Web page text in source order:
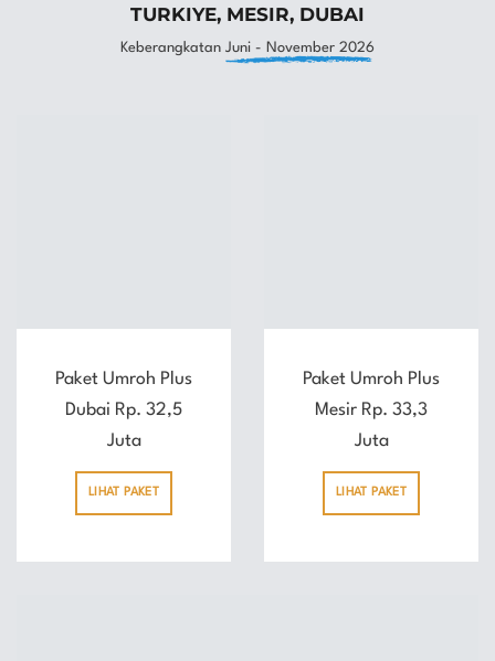
TURKIYE, MESIR, DUBAI
Keberangkatan Juni - November 2026
Paket Umroh Plus
Dubai Rp. 32,5
Juta
LIHAT PAKET
Paket Umroh Plus
Mesir Rp. 33,3
Juta
LIHAT PAKET